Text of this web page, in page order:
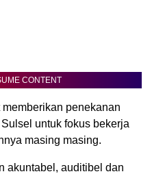
CONTENT
penekanan
untuk fokus bekerja
masing masing.
akuntabel, auditibel dan